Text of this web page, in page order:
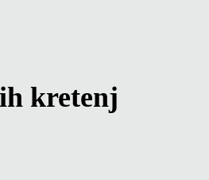
kretenj